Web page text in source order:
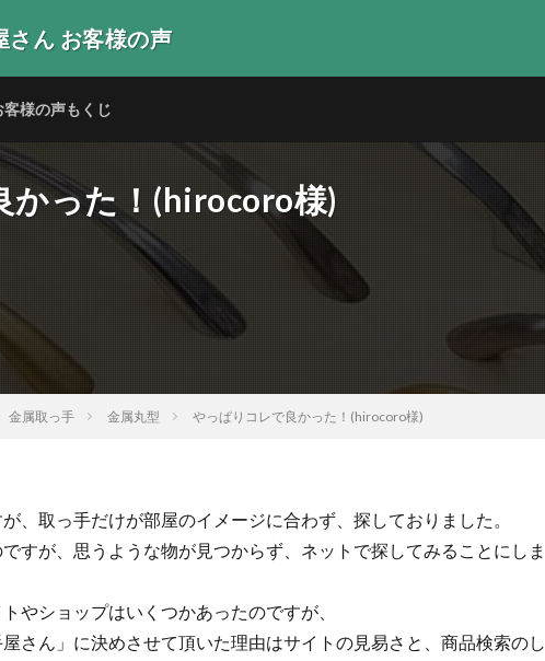
さん お客様の声
客様の声もくじ
かった！(hirocoro様)
金属取っ手 金属丸型 やっぱりコレで良かった！(hirocoro様)
、取っ手だけが部屋のイメージに合わず、探しておりました。
すが、思うような物が見つからず、ネットで探してみることにしま
やショップはいくつかあったのですが、
さん」に決めさせて頂いた理由はサイトの見易さと、商品検索のし